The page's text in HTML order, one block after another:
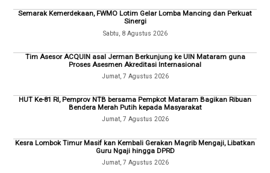
Semarak Kemerdekaan, FWMO Lotim Gelar Lomba Mancing dan Perkuat
Sinergi
Sabtu, 8 Agustus 2026
Tim Asesor ACQUIN asal Jerman Berkunjung ke UIN Mataram guna
Proses Asesmen Akreditasi Internasional
Jumat, 7 Agustus 2026
HUT Ke-81 RI, Pemprov NTB bersama Pempkot Mataram Bagikan Ribuan
Bendera Merah Putih kepada Masyarakat
Jumat, 7 Agustus 2026
Kesra Lombok Timur Masif kan Kembali Gerakan Magrib Mengaji, Libatkan
Guru Ngaji hingga DPRD
Jumat, 7 Agustus 2026